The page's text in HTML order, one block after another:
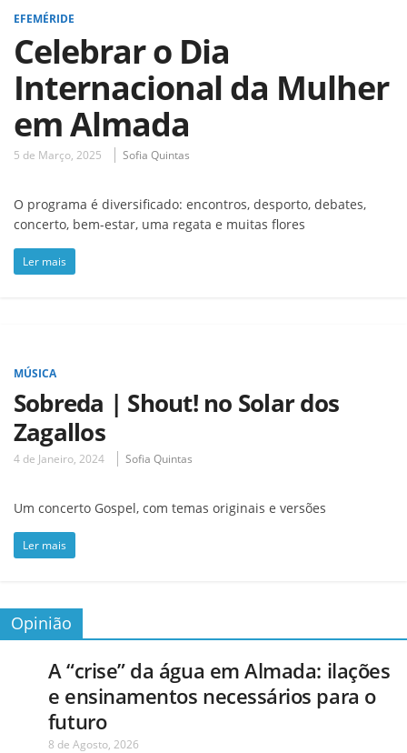
EFEMÉRIDE
Celebrar o Dia
Internacional da Mulher
em Almada
5 de Março, 2025 Sofia Quintas
O programa é diversificado: encontros, desporto, debates,
concerto, bem-estar, uma regata e muitas flores
Ler mais
MÚSICA
Sobreda | Shout! no Solar dos
Zagallos
4 de Janeiro, 2024 Sofia Quintas
Um concerto Gospel, com temas originais e versões
Ler mais
Opinião
A “crise” da água em Almada: ilações
e ensinamentos necessários para o
futuro
8 de Agosto, 2026